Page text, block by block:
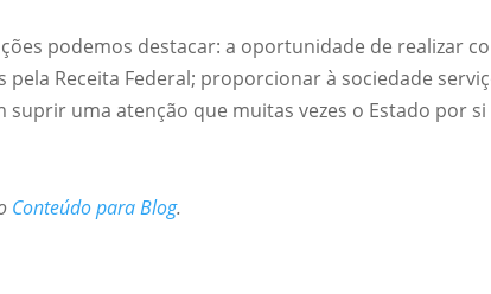
podemos destacar: a oportunidade de realizar
Receita Federal; proporcionar à sociedade
uma atenção que muitas vezes o Estado por si
Conteúdo para Blog.